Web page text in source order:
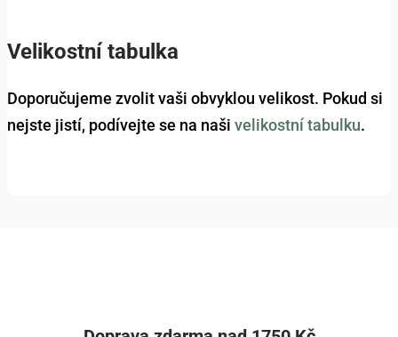
Velikostní tabulka
Doporučujeme zvolit vaši obvyklou velikost. Pokud si
nejste jistí, podívejte se na naši velikostní tabulku.